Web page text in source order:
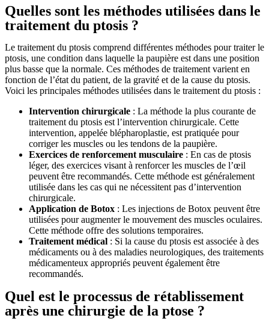
Quelles sont les méthodes utilisées dans le
traitement du ptosis ?
Le traitement du ptosis comprend différentes méthodes pour traiter le
ptosis, une condition dans laquelle la paupière est dans une position
plus basse que la normale. Ces méthodes de traitement varient en
fonction de l’état du patient, de la gravité et de la cause du ptosis.
Voici les principales méthodes utilisées dans le traitement du ptosis :
Intervention chirurgicale : La méthode la plus courante de
traitement du ptosis est l’intervention chirurgicale. Cette
intervention, appelée blépharoplastie, est pratiquée pour
corriger les muscles ou les tendons de la paupière.
Exercices de renforcement musculaire : En cas de ptosis
léger, des exercices visant à renforcer les muscles de l’œil
peuvent être recommandés. Cette méthode est généralement
utilisée dans les cas qui ne nécessitent pas d’intervention
chirurgicale.
Application de Botox : Les injections de Botox peuvent être
utilisées pour augmenter le mouvement des muscles oculaires.
Cette méthode offre des solutions temporaires.
Traitement médical : Si la cause du ptosis est associée à des
médicaments ou à des maladies neurologiques, des traitements
médicamenteux appropriés peuvent également être
recommandés.
Quel est le processus de rétablissement
après une chirurgie de la ptose ?